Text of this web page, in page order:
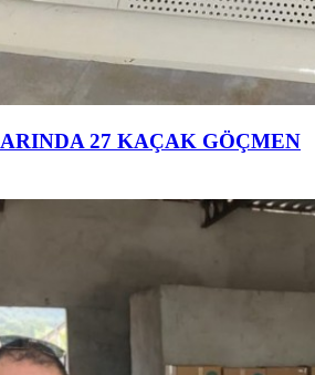
27 KAÇAK GÖÇMEN